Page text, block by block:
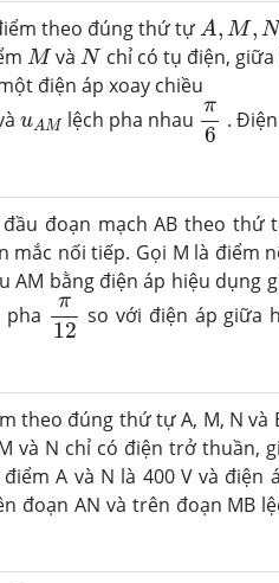
theo đúng thứ tự A, M, N
A M,N
M
MvàN
N chỉ có tụ điện, giữa
điện áp xoay chiều
uAM
uAM lệch pha nhau
π
6
π6
.
đoạn mạch AB theo thứ
nối tiếp. Gọi M là điểm
AM bằng điện áp hiệu dụng
pha
π
12
π12
so với điện áp giữa
theo đúng thứ tự A, M, N và
và N chỉ có điện trở thuần,
A và N là 400 V và điện
đoạn AN và trên đoạn MB